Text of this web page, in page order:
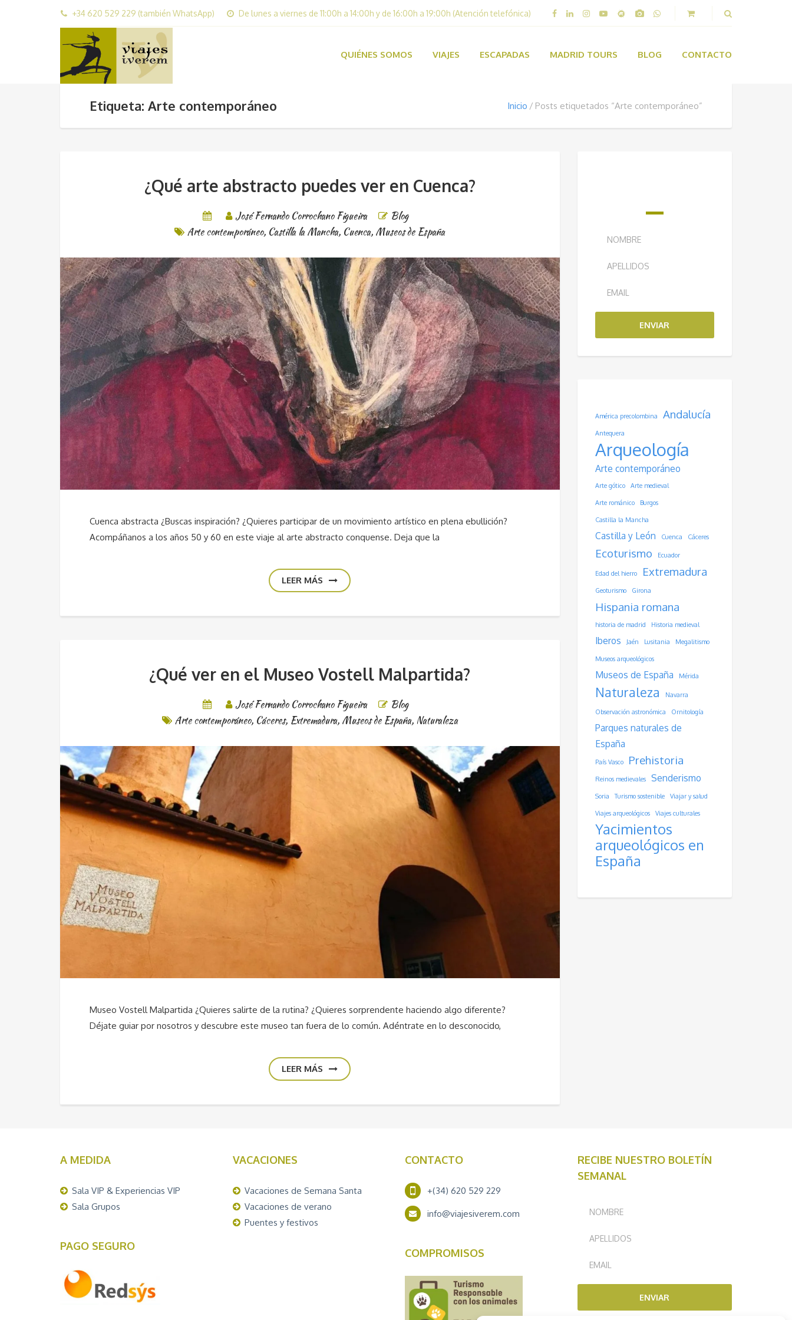
+34 620 529 229 (también WhatsApp) De lunes a viernes de 11:00h a 14:00h y de 16:00h a 19:00h (Atención telefónica)
QUIÉNES SOMOS VIAJES ESCAPADAS MADRID TOURS BLOG CONTACTO
Etiqueta: Arte contemporáneo Inicio Posts etiquetados “Arte contemporáneo”
¿Qué arte abstracto puedes ver en Cuenca?
José Fernando Corrochano Figueira
Blog
Arte contemporáneo, Castilla la Mancha, Cuenca, Museos de España
Cuenca abstracta ¿Buscas inspiración? ¿Quieres participar de un movimiento artístico en plena ebullición?
Acompáñanos a los años 50 y 60 en este viaje al arte abstracto conquense. Deja que la
LEER MÁS
¿Qué ver en el Museo Vostell Malpartida?
José Fernando Corrochano Figueira
Blog
Arte contemporáneo, Cáceres, Extremadura, Museos de España, Naturaleza
Museo Vostell Malpartida ¿Quieres salirte de la rutina? ¿Quieres sorprendente haciendo algo diferente?
Déjate guiar por nosotros y descubre este museo tan fuera de lo común. Adéntrate en lo desconocido,
LEER MÁS
ENVIAR
América precolombina Andalucía
Antequera
Arqueología
Arte contemporáneo
Arte gótico Arte medieval
Arte románico Burgos
Castilla la Mancha
Castilla y León Cuenca Cáceres
Ecoturismo Ecuador
Edad del hierro Extremadura
Geoturismo Girona
Hispania romana
historia de madrid Historia medieval
Iberos Jaén Lusitania Megalitismo
Museos arqueológicos
Museos de España Mérida
Naturaleza Navarra
Observación astronómica Ornitología
Parques naturales de
España
País Vasco Prehistoria
Reinos medievales Senderismo
Soria Turismo sostenible Viajar y salud
Viajes arqueológicos Viajes culturales
Yacimientos
arqueológicos en
España
A MEDIDA
Sala VIP & Experiencias VIP
Sala Grupos
PAGO SEGURO
VACACIONES
Vacaciones de Semana Santa
Vacaciones de verano
Puentes y festivos
CONTACTO
+(34) 620 529 229
info@viajesiverem.com
COMPROMISOS
RECIBE NUESTRO BOLETÍN
SEMANAL
ENVIAR